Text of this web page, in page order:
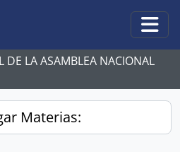
DE LA ASAMBLEA NACIONAL
Materias: